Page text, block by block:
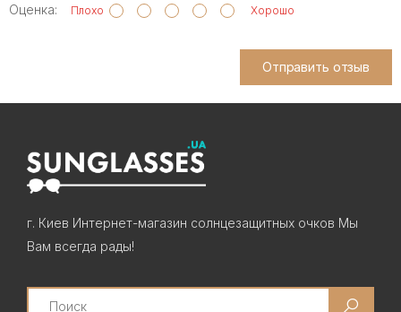
Оценка: Плохо Хорошо
Отправить отзыв
г. Киев Интернет-магазин солнцезащитных очков Мы
Вам всегда рады!
Search